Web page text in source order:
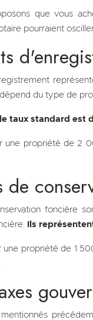
que vous
pourraient
du type de
taux standard est
une propriété de 2
de
foncière
Ils
une propriété de 1